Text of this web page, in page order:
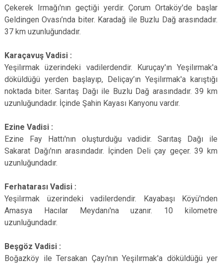
Çekerek Irmağı'nın geçtiği yerdir. Çorum Ortaköy'de başlar
Geldingen Ovası’nda biter. Karadağ ile Buzlu Dağ arasındadır.
37 km uzunluğundadır.
Karaçavuş Vadisi :
Yeşilırmak üzerindeki vadilerdendir. Kuruçay'ın Yeşilırmak'a
döküldüğü yerden başlayıp, Deliçay’ın Yeşilırmak'a karıştığı
noktada biter. Sarıtaş Dağı ile Buzlu Dağ arasındadır. 39 km
uzunluğundadır. İçinde Şahin Kayası Kanyonu vardır.
Ezine Vadisi :
Ezine Fay Hattı'nın oluşturduğu vadidir. Sarıtaş Dağı ile
Sakarat Dağı'nın arasındadır. İçinden Deli çay geçer. 39 km
uzunluğundadır.
Ferhatarası Vadisi :
Yeşilırmak üzerindeki vadilerdendir. Kayabaşı Köyü'nden
Amasya Hacılar Meydanı'na uzanır. 10 kilometre
uzunluğundadır.
Beşgöz Vadisi :
Boğazköy ile Tersakan Çayı'nın Yeşilırmak'a döküldüğü yer